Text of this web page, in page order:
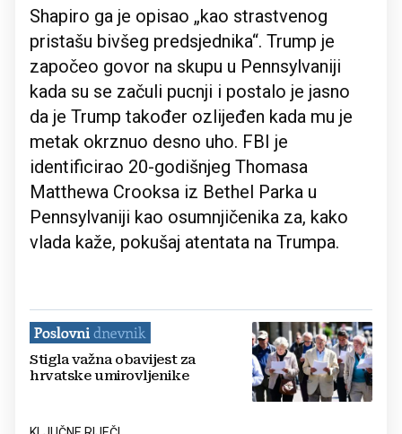
Shapiro ga je opisao „kao strastvenog
pristašu bivšeg predsjednika“. Trump je
započeo govor na skupu u Pennsylvaniji
kada su se začuli pucnji i postalo je jasno
da je Trump također ozlijeđen kada mu je
metak okrznuo desno uho. FBI je
identificirao 20-godišnjeg Thomasa
Matthewa Crooksa iz Bethel Parka u
Pennsylvaniji kao osumnjičenika za, kako
vlada kaže, pokušaj atentata na Trumpa.
Stigla važna obavijest za
hrvatske umirovljenike